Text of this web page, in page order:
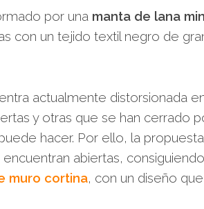
por una manta de lana
con un tejido textil negro de
actualmente distorsionada
y otras que se han cerrado
hacer. Por ello, la
abiertas,
muro cortina, con un diseño